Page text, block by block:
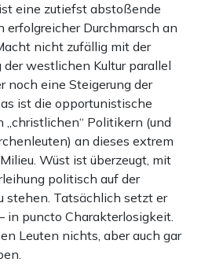
eine zutiefst abstoßende
erfolgreicher Durchmarsch an
nicht zufällig mit der
der westlichen Kultur parallel
noch eine Steigerung der
ist die opportunistische
„christlichen“ Politikern (und
an dieses extrem
Wüst ist überzeugt, mit
politisch auf der
stehen. Tatsächlich setzt er
in puncto Charakterlosigkeit.
Leuten nichts, aber auch gar